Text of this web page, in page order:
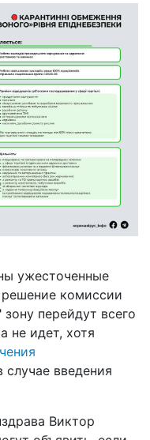
ужесточенные
решение комиссии
перейдут всего
не идет, хотя
введения
Виктор